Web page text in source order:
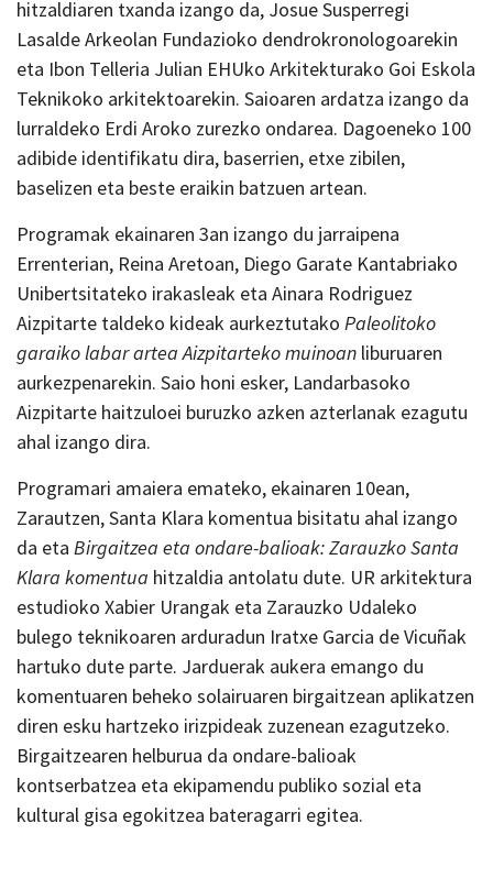
hitzaldiaren txanda izango da, Josue Susperregi
Lasalde Arkeolan Fundazioko dendrokronologoarekin
eta Ibon Telleria Julian EHUko Arkitekturako Goi Eskola
Teknikoko arkitektoarekin. Saioaren ardatza izango da
lurraldeko Erdi Aroko zurezko ondarea. Dagoeneko 100
adibide identifikatu dira, baserrien, etxe zibilen,
baselizen eta beste eraikin batzuen artean.
Programak ekainaren 3an izango du jarraipena
Errenterian, Reina Aretoan, Diego Garate Kantabriako
Unibertsitateko irakasleak eta Ainara Rodriguez
Aizpitarte taldeko kideak aurkeztutako Paleolitoko
garaiko labar artea Aizpitarteko muinoan liburuaren
aurkezpenarekin. Saio honi esker, Landarbasoko
Aizpitarte haitzuloei buruzko azken azterlanak ezagutu
ahal izango dira.
Programari amaiera emateko, ekainaren 10ean,
Zarautzen, Santa Klara komentua bisitatu ahal izango
da eta Birgaitzea eta ondare-balioak: Zarauzko Santa
Klara komentua hitzaldia antolatu dute. UR arkitektura
estudioko Xabier Urangak eta Zarauzko Udaleko
bulego teknikoaren arduradun Iratxe Garcia de Vicuñak
hartuko dute parte. Jarduerak aukera emango du
komentuaren beheko solairuaren birgaitzean aplikatzen
diren esku hartzeko irizpideak zuzenean ezagutzeko.
Birgaitzearen helburua da ondare-balioak
kontserbatzea eta ekipamendu publiko sozial eta
kultural gisa egokitzea bateragarri egitea.